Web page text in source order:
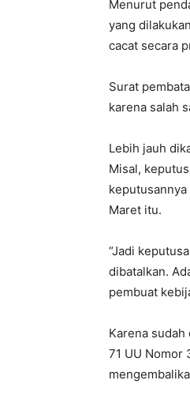
Menurut
yang
cacat secara
Surat
karena salah
Lebih jauh
Misal,
Maret itu.
“Jadi
dibatalkan.
pembuat
Karena
71 UU Nomor